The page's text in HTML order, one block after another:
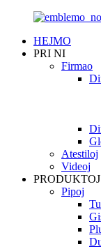
HEJMO
PRI NI
Firmao
Atestiloj
Videoj
PRODUKTOJ
Pipoj